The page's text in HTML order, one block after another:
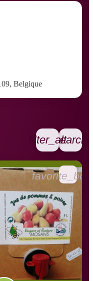
Belgique
filter_altsearch